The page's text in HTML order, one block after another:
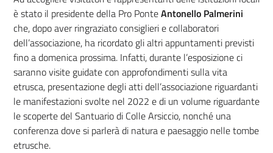
è stato il presidente della Pro PonteAntonello Palmerini
che, dopo aver ringraziato consiglieri e collaboratori
dell’associazione, ha ricordato gli altri appuntamenti previsti
fino a domenica prossima. Infatti, durante l’esposizione ci
saranno visite guidate con approfondimenti sulla vita
etrusca, presentazione degli atti dell’associazione riguardanti
le manifestazioni svolte nel 2022 e di un volume riguardante
le scoperte del Santuario di Colle Arsiccio, nonché una
conferenza dove si parlerà di natura e paesaggio nelle tombe
etrusche.